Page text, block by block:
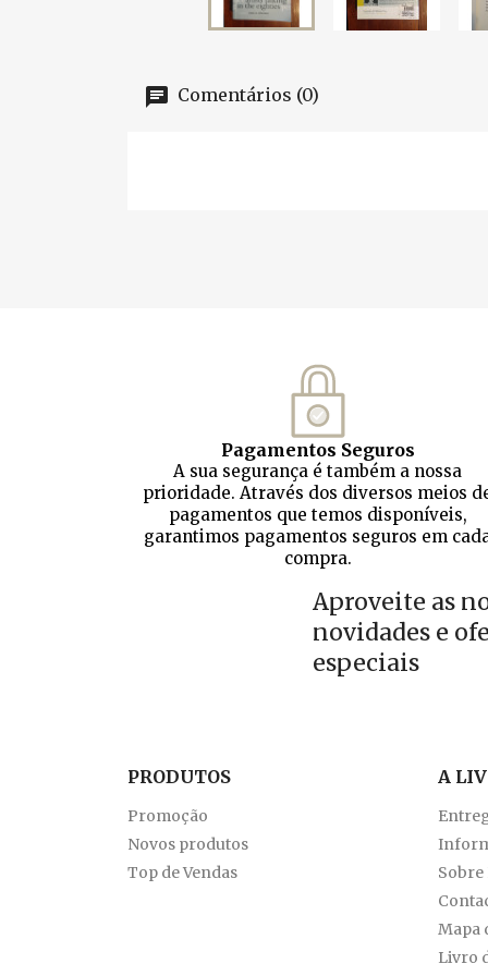
Comentários (0)
Pagamentos Seguros
A sua segurança é também a nossa
prioridade. Através dos diversos meios
pagamentos que temos disponíveis,
garantimos pagamentos seguros em
compra.
Aproveite as
novidades e
especiais
PRODUTOS
Promoção
Novos produtos
Top de Vendas
A
Sobre
Mapa
Livro